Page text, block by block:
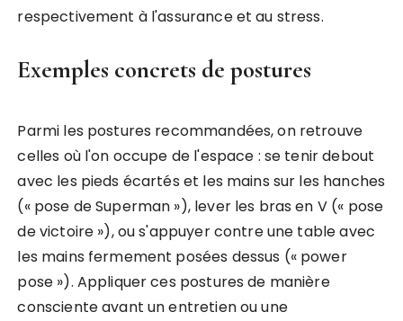
respectivement à l'assurance et au stress.
Exemples concrets de postures
Parmi les postures recommandées, on retrouve
celles où l'on occupe de l'espace : se tenir debout
avec les pieds écartés et les mains sur les hanches
(« pose de Superman »), lever les bras en V (« pose
de victoire »), ou s'appuyer contre une table avec
les mains fermement posées dessus (« power
pose »). Appliquer ces postures de manière
consciente avant un entretien ou une